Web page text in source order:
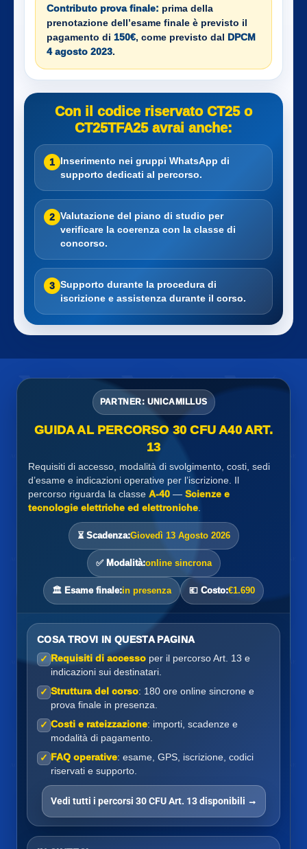
Contributo prova finale: prima della
prenotazione dell’esame finale è previsto il
pagamento di 150€, come previsto dal DPCM
4 agosto 2023.
Con il codice riservato CT25 o
CT25TFA25 avrai anche:
1 Inserimento nei gruppi WhatsApp di
supporto dedicati al percorso.
2 Valutazione del piano di studio per
verificare la coerenza con la classe di
concorso.
3 Supporto durante la procedura di
iscrizione e assistenza durante il corso.
PARTNER: UNICAMILLUS
GUIDA AL PERCORSO 30 CFU A40 ART.
13
Requisiti di accesso, modalità di svolgimento, costi, sedi
d’esame e indicazioni operative per l’iscrizione. Il
percorso riguarda la classe A-40 — Scienze e
tecnologie elettriche ed elettroniche
⏳ Scadenza:Giovedì 13 Agosto 2026
✅ Modalità:online sincrona
🏛️ Esame finale:in presenza 💶 Costo:€1.690
COSA TROVI IN QUESTA PAGINA
✓ Requisiti di accesso per il percorso Art. 13 e
indicazioni sui destinatari.
✓ Struttura del corso: 180 ore online sincrone e
prova finale in presenza.
✓ Costi e rateizzazione: importi, scadenze e
modalità di pagamento.
✓ FAQ operative: esame, GPS, iscrizione, codici
riservati e supporto.
Vedi tutti i percorsi 30 CFU Art. 13 disponibili →